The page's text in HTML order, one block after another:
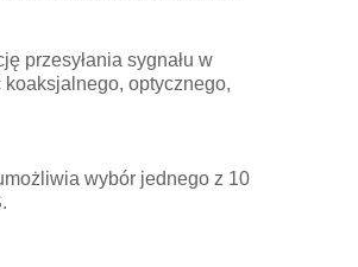
przesyłania sygnału w
optycznego,
wybór jednego z 10